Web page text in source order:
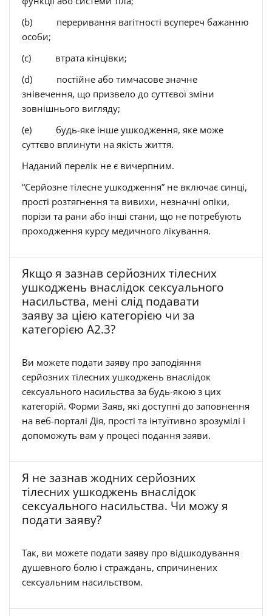
(b) переривання вагітності всупереч бажанню
особи;
(c) втрата кінцівки;
(d) постійне або тимчасове значне
знівечення, що призвело до суттєвої зміни
зовнішнього вигляду;
(e) будь-яке інше ушкодження, яке може
суттєво вплинути на якість життя.
Наданий перелік не є вичерпним.
“Серйозне тілесне ушкодження” не включає синці,
прості розтягнення та вивихи, незначні опіки,
порізи та рани або інші стани, що не потребують
проходження курсу медичного лікування.
Якщо я зазнав серйозних тілесних
ушкоджень внаслідок сексуального
насильства, мені слід подавати
заяву за цією категорією чи за
категорією А2.3?
Ви можете подати заяву про заподіяння
серйозних тілесних ушкоджень внаслідок
сексуального насильства за будь-якою з цих
категорій. Форми Заяв, які доступні до заповнення
на веб-порталі Дія, прості та інтуїтивно зрозумілі і
допоможуть вам у процесі подання заяви.
Я не зазнав жодних серйозних
тілесних ушкоджень внаслідок
сексуального насильства. Чи можу я
подати заяву?
Так, ви можете подати заяву про відшкодування
душевного болю і страждань, спричинених
сексуальним насильством.